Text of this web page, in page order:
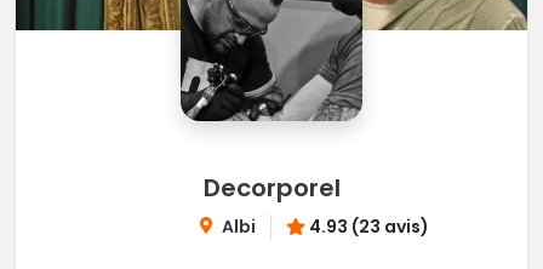
Decorporel
Albi 4.93 (23 avis)